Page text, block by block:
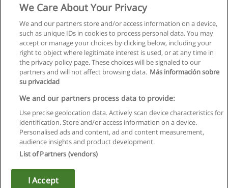
Universidade Técnica de Lisboa - ISEG - Instituto Superior de
Solicite informação
Regras de uso
Privacidade de dados
Entrar em contato com Educaedu
Copyright © Educaedu Business S.L. - CIF : B-95610580: -
We Care About Your Privacy
We and our partners store and/or access information on a device,
such as unique IDs in cookies to process personal data. You may
accept or manage your choices by clicking below, including your
right to object where legitimate interest is used, or at any time in
the privacy policy page. These choices will be signaled to our
partners and will not affect browsing data. Más información sobre
su privacidad
We and our partners process data to provide:
Use precise geolocation data. Actively scan device characteristics for
identification. Store and/or access information on a device.
Personalised ads and content, ad and content measurement,
audience insights and product development.
List of Partners (vendors)
I Accept